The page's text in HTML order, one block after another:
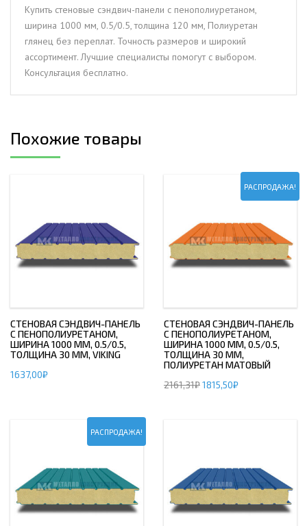
0.5/0.5,
толщина
120
Полиуретан
глянец
Купить стеновые сэндвич-панели с пенополиуретаном,
ширина 1000 мм, 0.5/0.5, толщина 120 мм, Полиуретан
глянец без переплат. Точность размеров и широкий
ассортимент. Лучшие специалисты помогут с выбором.
Консультация бесплатно.
Похожие товары
СТЕНОВАЯ СЭНДВИЧ-ПАНЕЛЬ
С ПЕНОПОЛИУРЕТАНОМ,
ШИРИНА 1000 ММ, 0.5/0.5,
ТОЛЩИНА 30 ММ, VIKING
1637,00₽
РАСПРОДАЖА!
СТЕНОВАЯ СЭНДВИЧ-ПАНЕЛЬ
С ПЕНОПОЛИУРЕТАНОМ,
ШИРИНА 1000 ММ, 0.5/0.5,
ТОЛЩИНА 30 ММ,
ПОЛИУРЕТАН МАТОВЫЙ
2161,31₽1815,50₽
РАСПРОДАЖА!